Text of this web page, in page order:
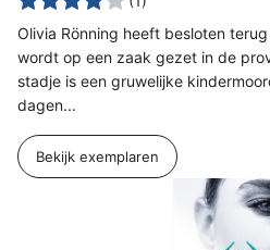
Olivia Rönning heeft besloten
wordt op een zaak gezet in de
stadje is een gruwelijke
dagen...
Bekijk exemplaren